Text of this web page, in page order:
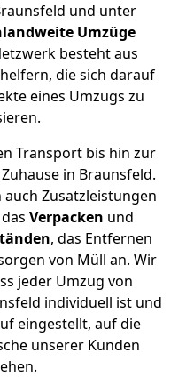
und unter
Umzüge
besteht aus
die sich darauf
eines Umzugs zu
Transport bis hin zur
in Braunsfeld.
Zusatzleistungen
Verpacken und
, das Entfernen
von Müll an. Wir
jeder Umzug von
individuell ist und
eingestellt, auf die
unserer Kunden